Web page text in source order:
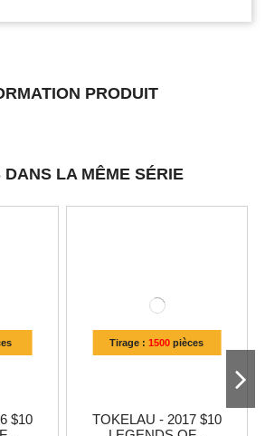
PRODUIT
DANS LA MÊME SÉRIE
$10
Tirage :1500 pièces
TOKELAU - 2017 $10